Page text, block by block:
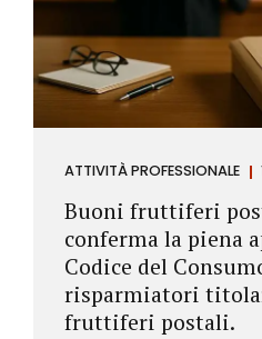
ATTIVITÀ PROFESSIONALE
Buoni fruttiferi
conferma la piena
Codice del
risparmiatori
fruttiferi postali.